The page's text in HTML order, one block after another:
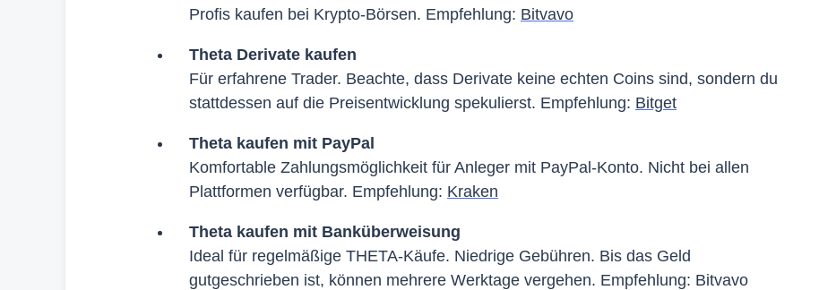
Profis kaufen bei Krypto-Börsen. Empfehlung: Bitvavo
Theta Derivate kaufen
Für erfahrene Trader. Beachte, dass Derivate keine echten Coins sind, sondern du
stattdessen auf die Preisentwicklung spekulierst. Empfehlung: Bitget
Theta kaufen mit PayPal
Komfortable Zahlungsmöglichkeit für Anleger mit PayPal-Konto. Nicht bei allen
Plattformen verfügbar. Empfehlung: Kraken
Theta kaufen mit Banküberweisung
Ideal für regelmäßige THETA-Käufe. Niedrige Gebühren. Bis das Geld
gutgeschrieben ist, können mehrere Werktage vergehen. Empfehlung: Bitvavo